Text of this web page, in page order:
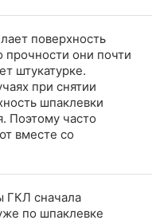
поверхность
прочности они почти
штукатурке.​​​​​​​
при снятии
шпаклевки
Поэтому часто
вместе со
ГКЛ сначала
по шпаклевке